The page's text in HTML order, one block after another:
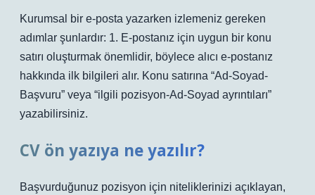
Kurumsal bir e-posta yazarken izlemeniz gereken
adımlar şunlardır: 1. E-postanız için uygun bir konu
satırı oluşturmak önemlidir, böylece alıcı e-postanız
hakkında ilk bilgileri alır. Konu satırına “Ad-Soyad-
Başvuru” veya “ilgili pozisyon-Ad-Soyad ayrıntıları”
yazabilirsiniz.
CV ön yazıya ne yazılır?
Başvurduğunuz pozisyon için niteliklerinizi açıklayan,